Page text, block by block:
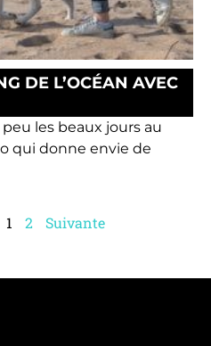
DE L’OCÉAN AVEC
les beaux jours au
qui donne envie de
1 2 Suivante